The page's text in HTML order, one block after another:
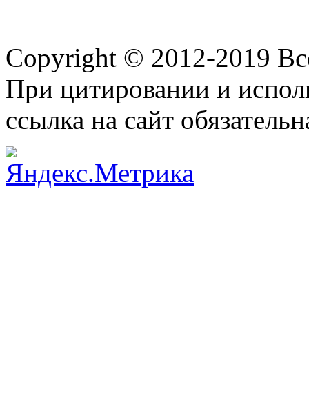
Copyright © 2012-2019
При цитировании и
ссылка на сайт